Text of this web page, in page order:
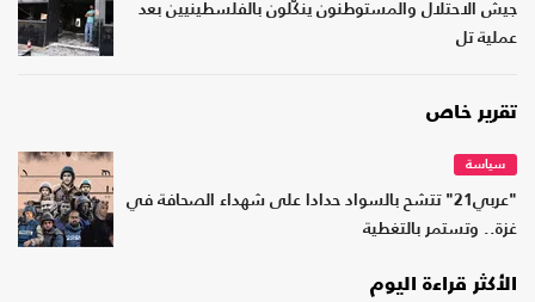
جيش الاحتلال والمستوطنون ينكّلون بالفلسطينيين بعد
عملية تل
تقرير خاص
سياسة
"عربي21" تتشح بالسواد حدادا على شهداء الصحافة في
غزة.. وتستمر بالتغطية
الأكثر قراءة اليوم